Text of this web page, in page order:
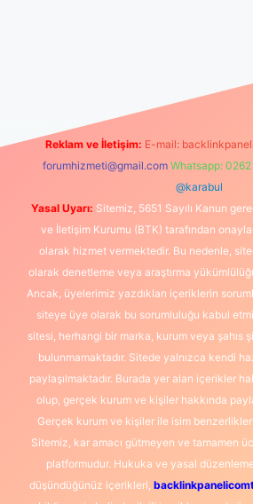
Reklam ve İletişim: E-mail:
forumhizmeti@gmail.com Whatsapp:
@karabul
Yasal Uyarı: Sitemiz, 5651 Sayılı Kanun
ve İletişim Kurumu (BTK) tarafından
olarak hizmet vermektedir. Bu nedenle,
olarak denetleme veya araştırma
Ancak, üyelerimiz yazdıkları içeriklerin
siteye üye olarak bu sorumluluğu kabul
sitesi, herhangi bir marka, kurum veya şahıs
bulunmamaktadır. Sitede yalnızca kendi
paylaşılmaktadır. Burada yer alan içerikler
olup, gerçek kurum ve kişiler hakkında
Gerçek kurum ve kişiler ile isim
Sitemiz, kar amacı gütmeyen ve tamamen
platformudur. Hukuka ve yasal
düşündüğünüz içerikleri,